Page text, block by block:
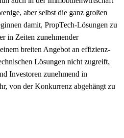
aber selbst die ganz großen
damit, PropTech-Lösungen zu
in Zeiten zunehmender
breiten Angebot an effizienz-
Lösungen nicht zugreift,
Investoren zunehmend in
von der Konkurrenz abgehängt zu